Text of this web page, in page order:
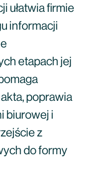
ułatwia firmie
informacji
etapach jej
poprawia
biurowej i
z
do formy